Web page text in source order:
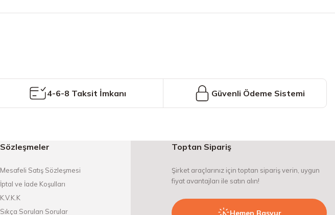
4-6-8 Taksit İmkanı Güvenli Ödeme Sistemi
Sözleşmeler
Mesafeli Satış Sözleşmesi
İptal ve İade Koşulları
K.V.K.K
Sıkça Sorulan Sorular
Toptan Sipariş
Şirket araçlarınız için toptan sipariş verin, uygun
fiyat avantajları ile satın alın!
Hemen Başvur